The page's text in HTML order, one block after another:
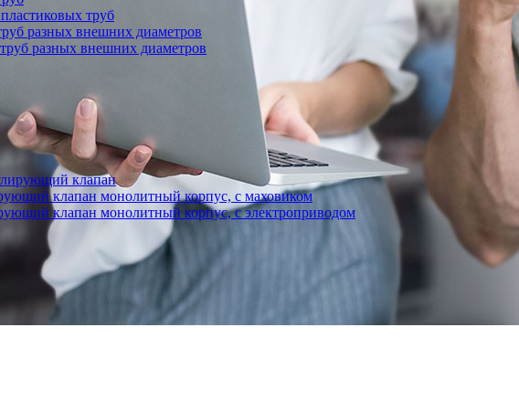
труб
разных внешних диаметров
разных внешних диаметров
клапан
клапан монолитный корпус, с маховиком
клапан монолитный корпус, с электроприводом